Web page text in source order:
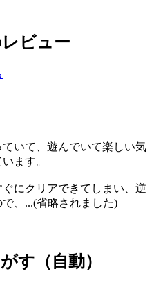
ビュー
いて、遊んでいて楽しい気
ます。
にクリアできてしまい、逆
、...(省略されました)
す（自動）